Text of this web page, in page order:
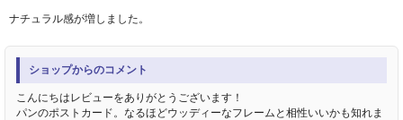
ナチュラル感が増しました。
ショップからのコメント
こんにちはレビューをありがとうございます！
パンのポストカード。なるほどウッディーなフレームと相性いいかも知れま